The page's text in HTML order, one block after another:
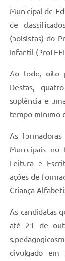
Links
Serviços Online
Notícias
Contato
Municipal de
de
(bolsistas) do
Infantil
Ao todo, oito
Destas,
suplência e
tempo mínimo
As formadoras
Municipais no
Leitura e
ações de
Criança
As candidatas
até 21 de
divulgado em